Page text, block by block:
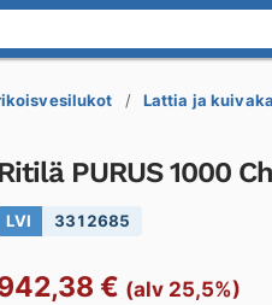
Lattia ja
Ritilä PURUS 1000
LVI 3312685
€ (alv 25,5%)